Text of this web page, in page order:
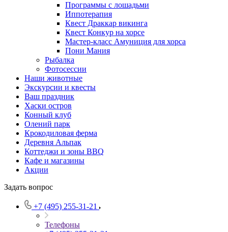
Программы с лошадьми
Иппотерапия
Квест Драккар викинга
Квест Конкур на хорсе
Мастер-класс Амуниция для хорса
Пони Мания
Рыбалка
Фотосессии
Наши животные
Экскурсии и квесты
Ваш праздник
Хаски остров
Конный клуб
Олений парк
Крокодиловая ферма
Деревня Альпак
Коттеджи и зоны BBQ
Кафе и магазины
Акции
Задать вопрос
+7 (495) 255-31-21
Телефоны